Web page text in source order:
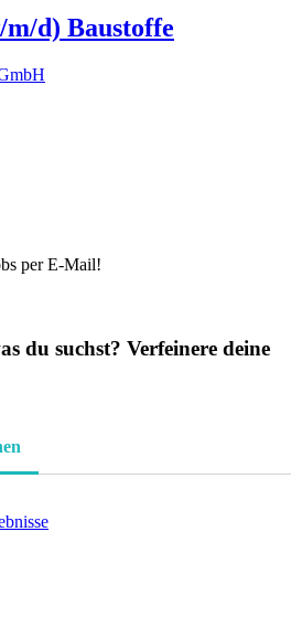
d) Baustoffe
per E-Mail!
du suchst? Verfeinere deine